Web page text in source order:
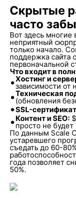
Скрытые
часто
Вот здесь
неприятный
только начало.
поддержка сайта
первоначальной
Что входит в
•Хостинг и
зависимости от
•Техническая
(обновления
•SSL-
•Контент и SEO:
просто не будет
По данным Scale
устаревшего
съедать до 60-
года позволяет
50%.